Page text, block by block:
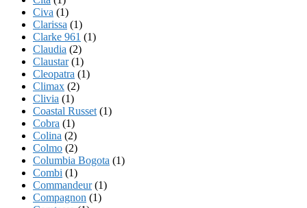
Civa (1)
Clarissa (1)
Clarke 961 (1)
Claudia (2)
Claustar(1)
Cleopatra (1)
Climax (2)
Clivia (1)
Coastal Russet (1)
Cobra (1)
Colina (2)
Colmo (2)
Columbia Bogota (1)
Combi (1)
Commandeur(1)
Compagnon (1)